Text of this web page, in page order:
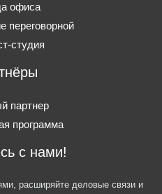
офиса
переговорной
студия
партнер
программа
с нами!
расширяйте деловые связи и